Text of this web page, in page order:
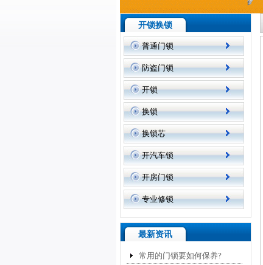
开锁换锁
普通门锁
防盗门锁
开锁
换锁
换锁芯
开汽车锁
开房门锁
专业修锁
最新资讯
常用的门锁要如何保养?